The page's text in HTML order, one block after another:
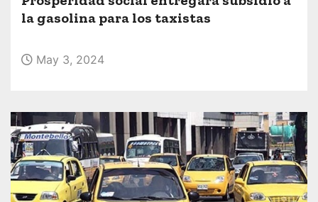
la gasolina para los taxistas
May 3, 2024